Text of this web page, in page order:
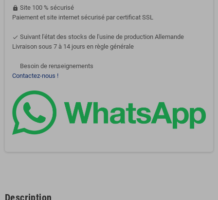
https Site 100 % sécurisé
Paiement et site internet sécurisé par certificat SSL
done Suivant l'état des stocks de l'usine de production Allemande
Livraison sous 7 à 14 jours en règle générale
support-agent
Besoin de renseignements
Contactez-nous !